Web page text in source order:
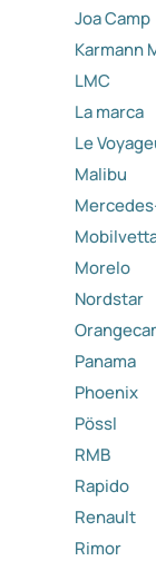
Joa Camp
Karmann
LMC
La marca
Le
Malibu
Morelo
Nordstar
Panama
Phoenix
Pössl
RMB
Rapido
Renault
Rimor